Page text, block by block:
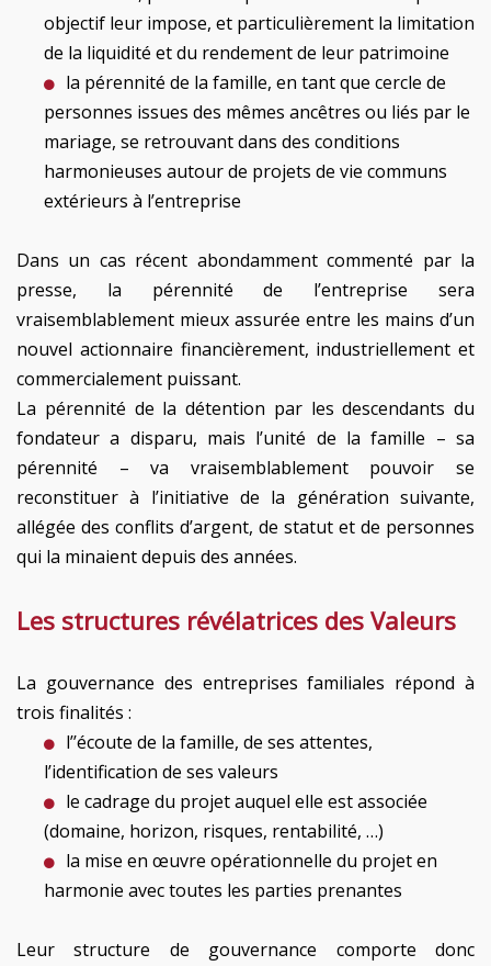
objectif leur impose, et particulièrement la limitation
de la liquidité et du rendement de leur patrimoine
la pérennité de la famille, en tant que cercle de
personnes issues des mêmes ancêtres ou liés par le
mariage, se retrouvant dans des conditions
harmonieuses autour de projets de vie communs
extérieurs à l’entreprise
Dans un cas récent abondamment commenté par la
presse, la pérennité de l’entreprise sera
vraisemblablement mieux assurée entre les mains d’un
nouvel actionnaire financièrement, industriellement et
commercialement puissant.
La pérennité de la détention par les descendants du
fondateur a disparu, mais l’unité de la famille – sa
pérennité – va vraisemblablement pouvoir se
reconstituer à l’initiative de la génération suivante,
allégée des conflits d’argent, de statut et de personnes
qui la minaient depuis des années.
Les structures révélatrices des Valeurs
La gouvernance des entreprises familiales répond à
trois finalités :
l’’écoute de la famille, de ses attentes,
l’identification de ses valeurs
le cadrage du projet auquel elle est associée
(domaine, horizon, risques, rentabilité, …)
la mise en œuvre opérationnelle du projet en
harmonie avec toutes les parties prenantes
Leur structure de gouvernance comporte donc